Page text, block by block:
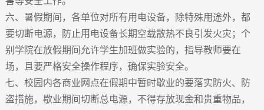
六、暑假期间，各单位对所有用电设备，除特殊用途外，都
要切断电源，防止用电设备长期空载散热不良引发火灾；个
别学院在放假期间允许学生加班做实验的，指导教师要在
场，且要严格安全操作程序，确保实验安全。
七、校园内各商业网点在假期中暂时歇业的要落实防火、防
盗措施，歇业期间切断总电源，不得存放现金和贵重物品，